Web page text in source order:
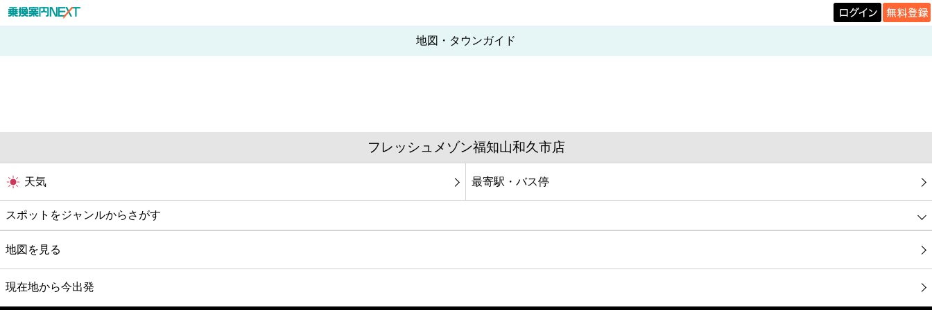
地図・タウンガイド
フレッシュメゾン福知山和久市店
天気 最寄駅・バス停
スポットをジャンルからさがす
グルメ
映画
地図を見る
現在地から今出発